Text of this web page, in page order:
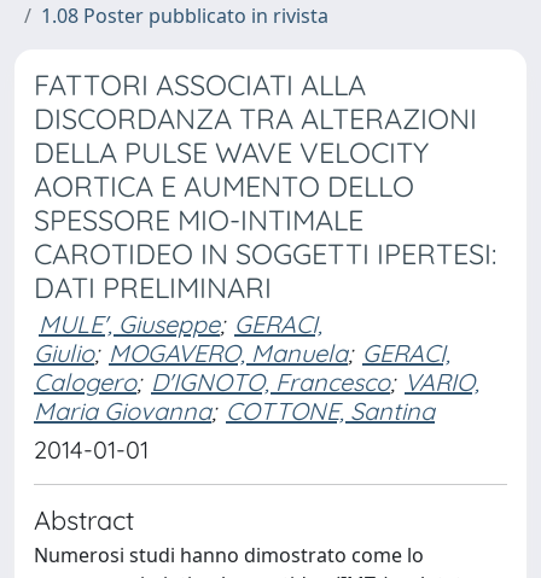
1.08 Poster pubblicato in rivista
FATTORI ASSOCIATI ALLA
DISCORDANZA TRA ALTERAZIONI
DELLA PULSE WAVE VELOCITY
AORTICA E AUMENTO DELLO
SPESSORE MIO-INTIMALE
CAROTIDEO IN SOGGETTI IPERTESI:
DATI PRELIMINARI
MULE', Giuseppe; GERACI,
Giulio; MOGAVERO, Manuela; GERACI,
Calogero; D'IGNOTO, Francesco; VARIO,
Maria Giovanna; COTTONE, Santina
2014-01-01
Abstract
Numerosi studi hanno dimostrato come lo